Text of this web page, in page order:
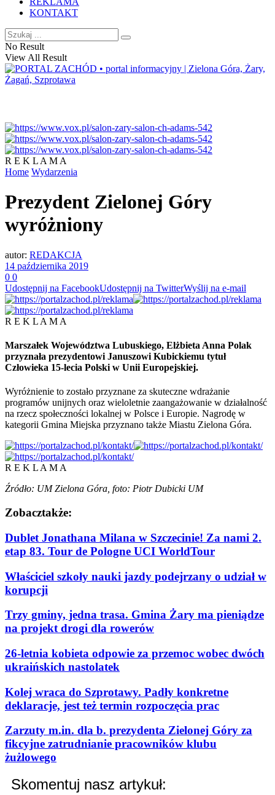
KONTAKT
No Result
View All Result
R E K L A M A
Home Wydarzenia
Prezydent Zielonej Góry
wyróżniony
autor: REDAKCJA
14 października 2019
0 0
Udostępnij na FacebookUdostępnij na TwitterWyślij na e-mail
R E K L A M A
Marszałek Województwa Lubuskiego, Elżbieta Anna Polak
przyznała prezydentowi Januszowi Kubickiemu tytuł
Człowieka 15-lecia Polski w Unii Europejskiej.
Wyróżnienie to zostało przyznane za skuteczne wdrażanie
programów unijnych oraz wieloletnie zaangażowanie w działalność
na rzecz społeczności lokalnej w Polsce i Europie. Nagrodę w
kategorii Gmina Miejska przyznano także Miastu Zielona Góra.
R E K L A M A
Źródło: UM Zielona Góra, foto: Piotr Dubicki UM
Zobacztakże:
Dublet Jonathana Milana w Szczecinie! Za nami 2.
etap 83. Tour de Pologne UCI WorldTour
Właściciel szkoły nauki jazdy podejrzany o udział w
korupcji
Trzy gminy, jedna trasa. Gmina Żary ma pieniądze
na projekt drogi dla rowerów
26-letnia kobieta odpowie za przemoc wobec dwóch
ukraińskich nastolatek
Kolej wraca do Szprotawy. Padły konkretne
deklaracje, jest też termin rozpoczęcia prac
Zarzuty m.in. dla b. prezydenta Zielonej Góry za
fikcyjne zatrudnianie pracowników klubu
żużlowego
Skomentuj nasz artykuł: